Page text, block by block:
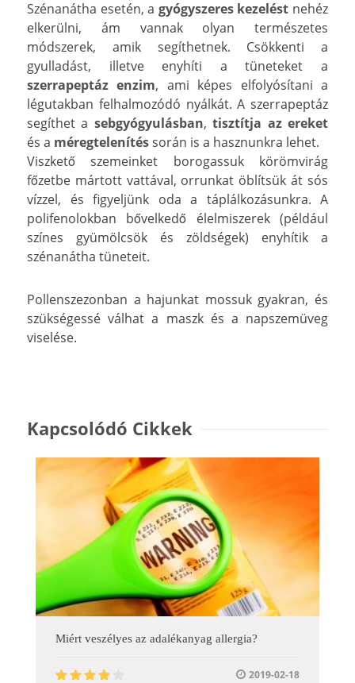
Szénanátha esetén, a gyógyszeres kezelést nehéz
elkerülni, ám vannak olyan természetes
módszerek, amik segíthetnek. Csökkenti a
gyulladást, illetve enyhíti a tüneteket a
szerrapeptáz enzim, ami képes elfolyósítani a
légutakban felhalmozódó nyálkát. A szerrapeptáz
segíthet a sebgyógyulásban,tisztítja az ereket
és a méregtelenítéssorán is a hasznunkra lehet.
Viszkető szemeinket borogassuk körömvirág
főzetbe mártott vattával, orrunkat öblítsük át sós
vízzel, és figyeljünk oda a táplálkozásunkra. A
polifenolokban bővelkedő élelmiszerek (például
színes gyümölcsök és zöldségek) enyhítik a
szénanátha tüneteit.
Pollenszezonban a hajunkat mossuk gyakran, és
szükségessé válhat a maszk és a napszemüveg
viselése.
Kapcsolódó Cikkek
Miért veszélyes az adalékanyag allergia?
2019-02-18